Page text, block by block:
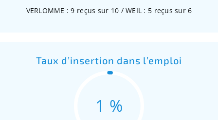
VERLOMME : 9 reçus sur 10 / WEIL : 5 reçus sur 6
Taux d’insertion dans l’emploi
1 %